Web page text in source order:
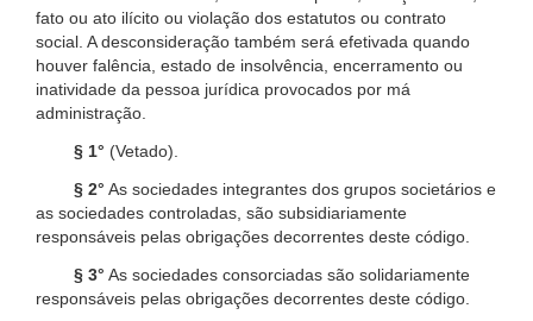
fato ou ato ilícito ou violação dos estatutos ou contrato
social. A desconsideração também será efetivada quando
houver falência, estado de insolvência, encerramento ou
inatividade da pessoa jurídica provocados por má
administração.
§ 1° (Vetado).
§ 2° As sociedades integrantes dos grupos societários e
as sociedades controladas, são subsidiariamente
responsáveis pelas obrigações decorrentes deste código.
§ 3° As sociedades consorciadas são solidariamente
responsáveis pelas obrigações decorrentes deste código.